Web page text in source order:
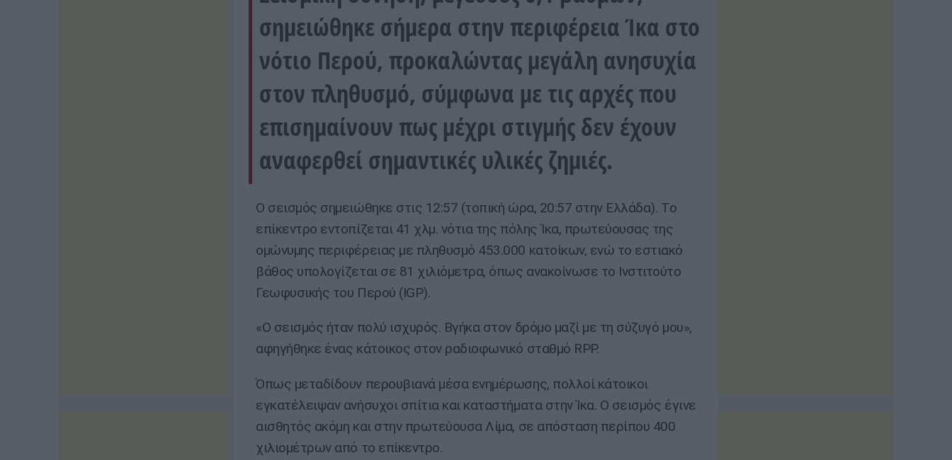
σημειώθηκε σήμερα στην περιφέρεια Ίκα στο
νότιο Περού, προκαλώντας μεγάλη ανησυχία
στον πληθυσμό, σύμφωνα με τις αρχές που
επισημαίνουν πως μέχρι στιγμής δεν έχουν
αναφερθεί σημαντικές υλικές ζημιές.
Ο σεισμός σημειώθηκε στις 12:57 (τοπική ώρα, 20:57 στην Ελλάδα). Το
επίκεντρο εντοπίζεται 41 χλμ. νότια της πόλης Ίκα, πρωτεύουσας της
ομώνυμης περιφέρειας με πληθυσμό 453.000 κατοίκων, ενώ το εστιακό
βάθος υπολογίζεται σε 81 χιλιόμετρα, όπως ανακοίνωσε το Ινστιτούτο
Γεωφυσικής του Περού (IGP).
«Ο σεισμός ήταν πολύ ισχυρός. Βγήκα στον δρόμο μαζί με τη σύζυγό μου»,
αφηγήθηκε ένας κάτοικος στον ραδιοφωνικό σταθμό RPP.
Όπως μεταδίδουν περουβιανά μέσα ενημέρωσης, πολλοί κάτοικοι
εγκατέλειψαν ανήσυχοι σπίτια και καταστήματα στην Ίκα. Ο σεισμός έγινε
αισθητός ακόμη και στην πρωτεύουσα Λίμα, σε απόσταση περίπου 400
χιλιομέτρων από το επίκεντρο.